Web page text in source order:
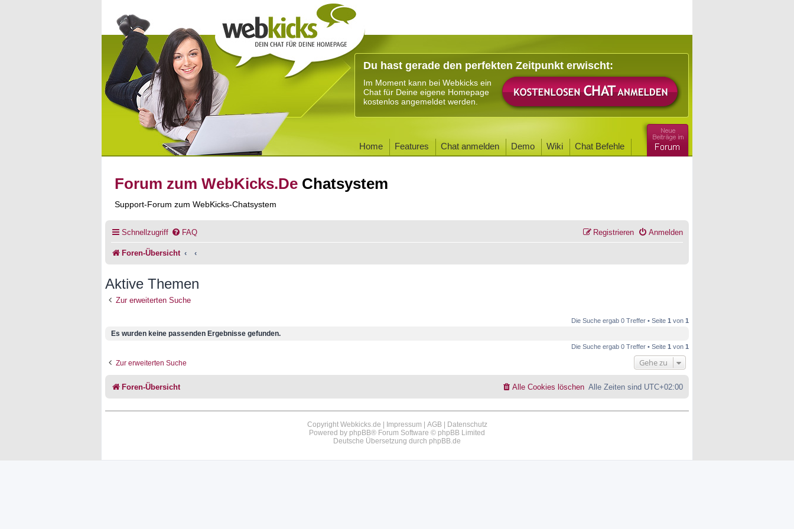
Du hast gerade den perfekten Zeitpunkt erwischt:
Im Moment kann bei Webkicks ein
Chat für Deine eigene Homepage
kostenlos angemeldet werden.
Home Features Chat anmelden Demo Wiki Chat Befehle
Forum zum WebKicks.De Chatsystem
Support-Forum zum WebKicks-Chatsystem
Schnellzugriff FAQ Anmelden
Registrieren
Foren-Übersicht
Aktive Themen
Zur erweiterten Suche
Die Suche ergab 0 Treffer • Seite 1 von 1
Es wurden keine passenden Ergebnisse gefunden.
Die Suche ergab 0 Treffer • Seite 1 von 1
Zur erweiterten Suche Gehe zu
Foren-Übersicht Alle Zeiten sind UTC+02:00
Alle Cookies löschen
Copyright Webkicks.de | Impressum | AGB| Datenschutz
Powered by phpBB® Forum Software © phpBB Limited
Deutsche Übersetzung durch phpBB.de